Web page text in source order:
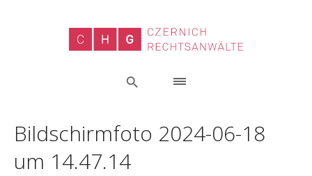
Bildschirmfoto 2024-06-18
um 14.47.14